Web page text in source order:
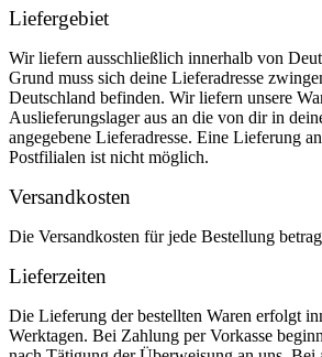
Liefergebiet
Wir liefern ausschließlich innerhalb von
Grund muss sich deine Lieferadresse
Deutschland befinden. Wir liefern unsere
Auslieferungslager aus an die von dir in
angegebene Lieferadresse. Eine Lieferung
Postfilialen ist nicht möglich.
Versandkosten
Die Versandkosten für jede Bestellung
Lieferzeiten
Die Lieferung der bestellten Waren erfolgt
Werktagen. Bei Zahlung per Vorkasse